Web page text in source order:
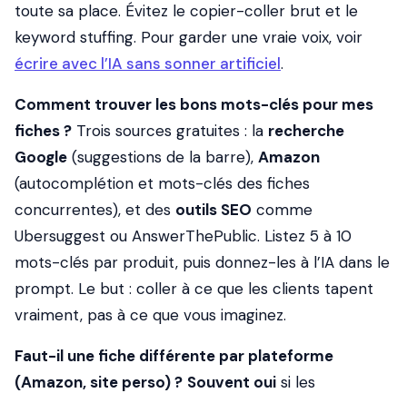
toute sa place. Évitez le copier-coller brut et le
keyword stuffing. Pour garder une vraie voix, voir
écrire avec l’IA sans sonner artificiel.
Comment trouver les bons mots-clés pour mes
fiches ? Trois sources gratuites : la recherche
Google (suggestions de la barre), Amazon
(autocomplétion et mots-clés des fiches
concurrentes), et des outils SEO comme
Ubersuggest ou AnswerThePublic. Listez 5 à 10
mots-clés par produit, puis donnez-les à l’IA dans le
prompt. Le but : coller à ce que les clients tapent
vraiment, pas à ce que vous imaginez.
Faut-il une fiche différente par plateforme
(Amazon, site perso) ? Souvent oui si les